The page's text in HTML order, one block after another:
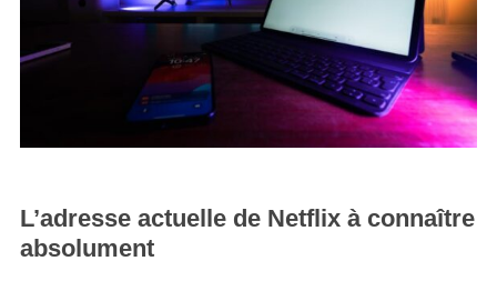
L’adresse actuelle de Netflix à connaître
absolument